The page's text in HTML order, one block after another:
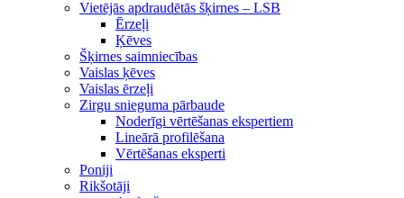
Vietējās apdraudētās šķirnes – LSB
Ērzeļi
Ķēves
Šķirnes saimniecības
Vaislas ķēves
Vaislas ērzeļi
Zirgu snieguma pārbaude
Noderīgi vērtēšanas ekspertiem
Lineārā profilēšana
Vērtēšanas eksperti
Poniji
Rikšotāji